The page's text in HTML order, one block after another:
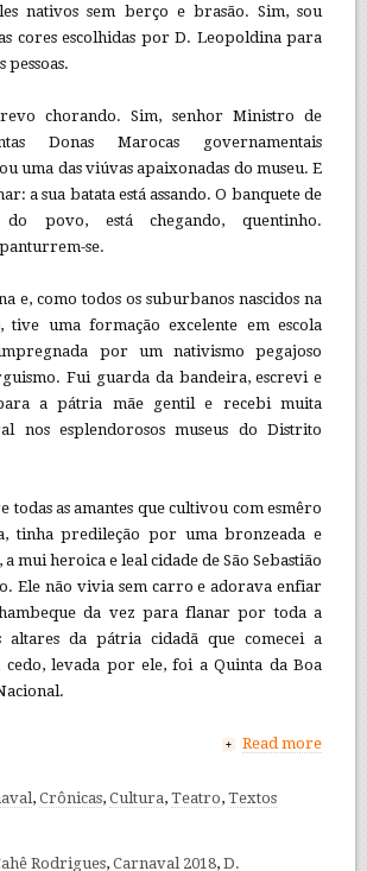
nativos sem berço e brasão. Sim, sou
cores escolhidas por D. Leopoldina para
pessoas.
chorando. Sim, senhor Ministro de
Donas Marocas governamentais
uma das viúvas apaixonadas do museu. E
a sua batata está assando. O banquete de
do povo, está chegando, quentinho.
se.
e, como todos os suburbanos nascidos na
tive uma formação excelente em escola
por um nativismo pegajoso
Fui guarda da bandeira, escrevi e
a pátria mãe gentil e recebi muita
nos esplendorosos museus do Distrito
todas as amantes que cultivou com esmêro
tinha predileção por uma bronzeada e
mui heroica e leal cidade de São Sebastião
Ele não vivia sem carro e adorava enfiar
da vez para flanar por toda a
altares da pátria cidadã que comecei a
levada por ele, foi a Quinta da Boa
+ Read more
, Crônicas, Cultura, Teatro, Textos
Rodrigues, Carnaval 2018, D.